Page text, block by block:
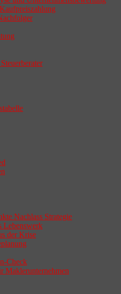
Nachlass Strategie
Lebenswerk
der Krise
Check
Maklerunternehmen